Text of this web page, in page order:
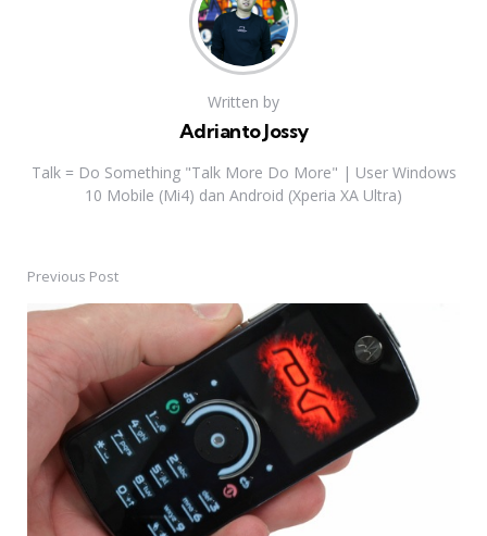
Written by
Adrianto Jossy
Talk = Do Something "Talk More Do More" | User Windows
10 Mobile (Mi4) dan Android (Xperia XA Ultra)
Post
navigation
Previous Post